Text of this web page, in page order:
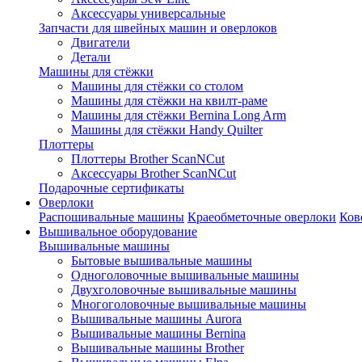
Аксессуары универсальные
Запчасти для швейных машин и оверлоков
Двигатели
Детали
Машины для стёжки
Машины для стёжки со столом
Машины для стёжки на квилт-раме
Машины для стёжки Bernina Long Arm
Машины для стёжки Handy Quilter
Плоттеры
Плоттеры Brother ScanNCut
Аксессуары Brother ScanNCut
Подарочные сертификаты
Оверлоки
Распошивальные машины Краеобметочные оверлоки
Вышивальное оборудование
Вышивальные машины
Бытовые вышивальные машины
Одноголовочные вышивальные машины
Двухголовочные вышивальные машины
Многоголовочные вышивальные машины
Вышивальные машины Aurora
Вышивальные машины Bernina
Вышивальные машины Brother